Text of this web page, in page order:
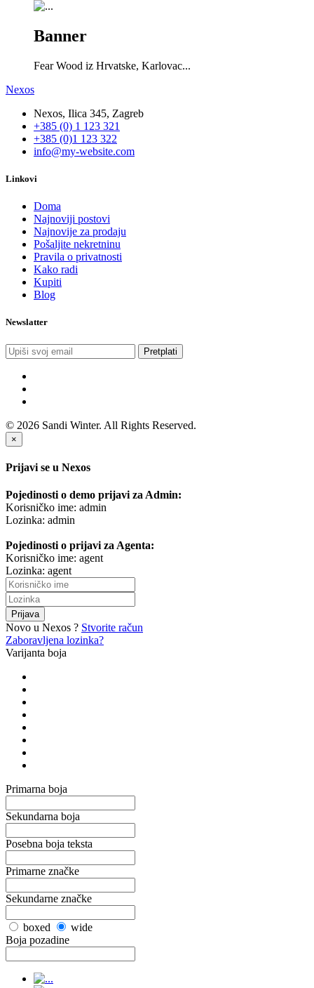
Banner
Fear Wood iz Hrvatske, Karlovac...
Nexos
Nexos, Ilica 345, Zagreb
+385 (0) 1 123 321
+385 (0)1 123 322
info@my-website.com
Linkovi
Doma
Najnoviji postovi
Najnovije za prodaju
Pošaljite nekretninu
Pravila o privatnosti
Kako radi
Kupiti
Blog
Newslatter
Pretplati
© 2026 Sandi Winter. All Rights Reserved.
×
Prijavi se u Nexos
Pojedinosti o demo prijavi za Admin:
Korisničko ime: admin
Lozinka: admin
Pojedinosti o prijavi za Agenta:
Korisničko ime: agent
Lozinka: agent
Prijava
Novo u Nexos ? Stvorite račun
Zaboravljena lozinka?
Varijanta boja
Primarna boja
Sekundarna boja
Posebna boja teksta
Primarne značke
Sekundarne značke
boxed
wide
Boja pozadine